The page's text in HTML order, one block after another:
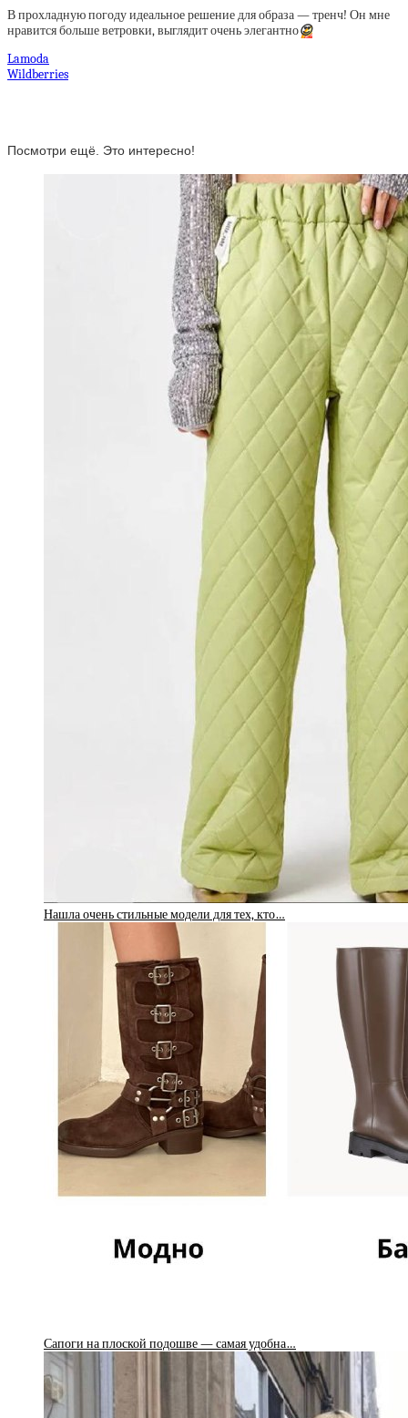
В прохладную погоду идеальное решение для образа — тренч! Он мне
нравится больше ветровки, выглядит очень элегантно😍
Lamoda
Wildberries
Посмотри ещё. Это интересно!
Нашла очень стильные модели для тех, кто…
Сапоги на плоской подошве — самая удобна…